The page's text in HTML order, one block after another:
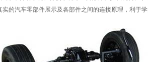
实的汽车零部件展示及各部件之间的连接原理，利于学